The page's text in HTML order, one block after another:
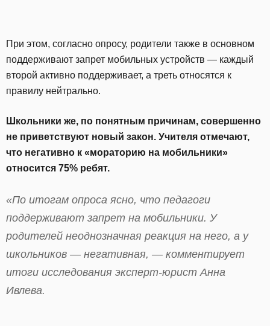
При этом, согласно опросу, родители также в основном
поддерживают запрет мобильных устройств — каждый
второй активно поддерживает, а треть относятся к
правилу нейтрально.
Школьники же, по понятным причинам, совершенно
не приветствуют новый закон. Учителя отмечают,
что негативно к «мораторию на мобильники»
относится 75% ребят.
«По итогам опроса ясно, что педагоги
поддерживают запрет на мобильники. У
родителей неоднозначная реакция на него, а у
школьников — негативная, — комментирует
итоги исследования эксперт-юрист Анна
Ивлева.